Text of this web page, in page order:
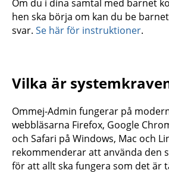
Om du i dina samtal med barnet
hen ska börja om kan du be
svar. Se här för instruktioner.
Vilka är
Ommej-Admin fungerar på
webbläsarna Firefox, Google
och Safari på Windows, Mac och
rekommenderar att använda den
för att allt ska fungera som det är